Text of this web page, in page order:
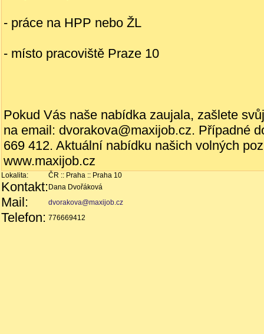
- práce na HPP nebo ŽL
- místo pracoviště Praze 10
Pokud Vás naše nabídka zaujala, zašlete
na email: dvorakova@maxijob.cz. Případné
669 412. Aktuální nabídku našich volných
www.maxijob.cz
Lokalita: ČR :: Praha :: Praha 10
Kontakt: Dana Dvořáková
Mail: dvorakova@maxijob.cz
Telefon: 776669412